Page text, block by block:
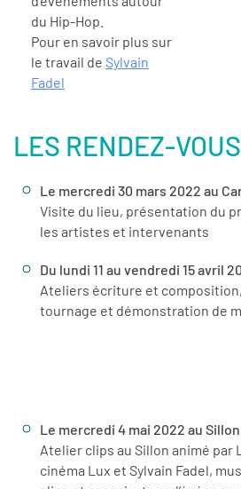
du Hip-Hop.
Pour en savoir plus sur
le travail de Sylvain
Fadel
LES RENDEZ-VOUS
Le mercredi 30 mars 2022 au
Visite du lieu, présentation du
les artistes et intervenants
Du lundi 11 au vendredi 15 avril
Ateliers écriture et
tournage et démonstration de
Le mercredi 4 mai 2022 au Sillon
Atelier clips au Sillon animé par
cinéma Lux et Sylvain Fadel,